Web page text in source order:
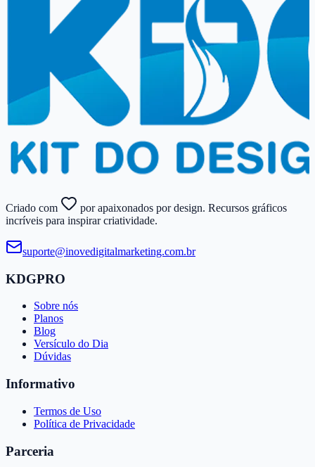
Criado com
por apaixonados por design. Recursos gráficos
incríveis para inspirar criatividade.
suporte@​inovedigitalmarketing.​com.​br
KDGPRO
Sobre nós
Planos
Blog
Versículo do Dia
Dúvidas
Informativo
Termos de Uso
Política de Privacidade
Parceria